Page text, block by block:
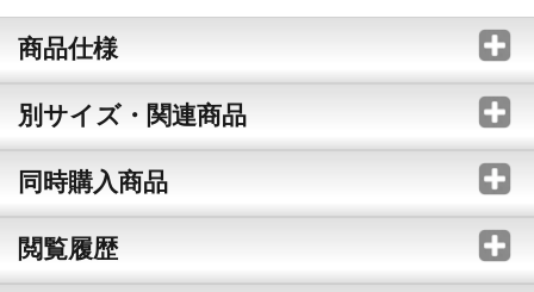
商品仕様
別サイズ・関連商品
同時購入商品
閲覧履歴